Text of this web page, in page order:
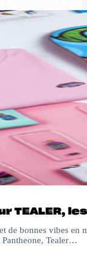
TEALER,
de bonnes vibes en
Pantheone, Tealer…